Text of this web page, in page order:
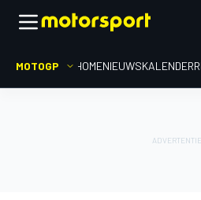
MOTOGP HOMENIEUWSKALENDER